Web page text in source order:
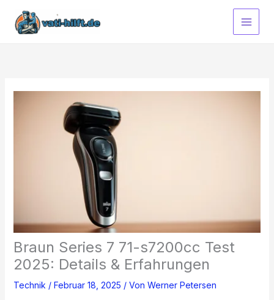
Inhalt
springen
Braun Series 7 71-s7200cc Test
2025: Details & Erfahrungen
Technik / Februar 18, 2025 / Von Werner Petersen